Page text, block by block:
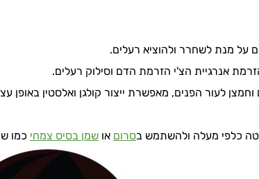
על מנת לשחרר ולהוציא רעלים.
אנרגיית הצ'י הזרמת הדם וסילוק רעלים.
לעור הפנים, מאפשרת ייצור קולגן ואלסטין באופן
כלפי מעלה ולהשתמש בסרום או שמן בסיס צמחי כמו